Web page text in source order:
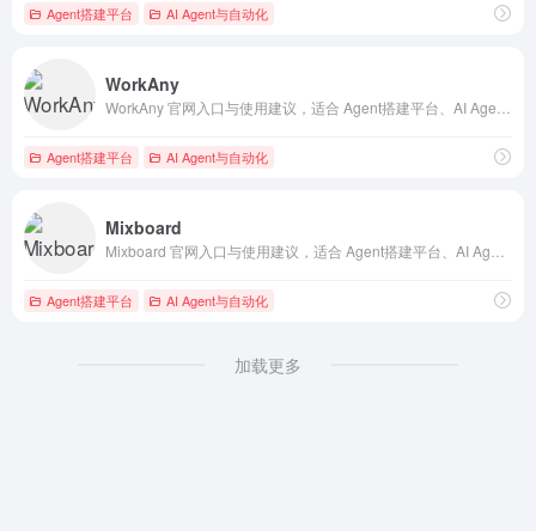
Agent搭建平台 AI Agent与自动化
WorkAny
Agent搭建平台 AI Agent与自动化
Mixboard
Agent搭建平台 AI Agent与自动化
加载更多